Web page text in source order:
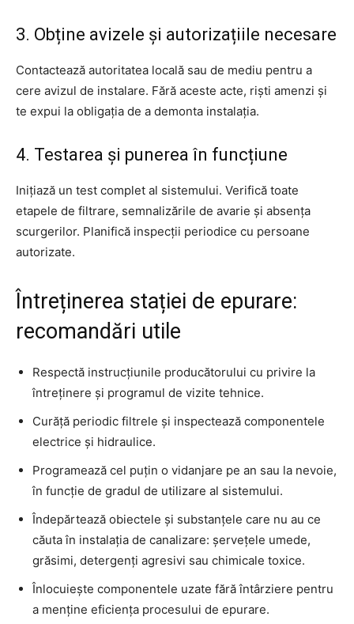
3. Obține avizele și autorizațiile necesare
Contactează autoritatea locală sau de mediu pentru a
cere avizul de instalare. Fără aceste acte, riști amenzi și
te expui la obligația de a demonta instalația.
4. Testarea și punerea în funcțiune
Inițiază un test complet al sistemului. Verifică toate
etapele de filtrare, semnalizările de avarie și absența
scurgerilor. Planifică inspecții periodice cu persoane
autorizate.
Întreținerea stației de epurare:
recomandări utile
Respectă instrucțiunile producătorului cu privire la
întreținere și programul de vizite tehnice.
Curăță periodic filtrele și inspectează componentele
electrice și hidraulice.
Programează cel puțin o vidanjare pe an sau la nevoie,
în funcție de gradul de utilizare al sistemului.
Îndepărtează obiectele și substanțele care nu au ce
căuta în instalația de canalizare: șervețele umede,
grăsimi, detergenți agresivi sau chimicale toxice.
Înlocuiește componentele uzate fără întârziere pentru
a menține eficiența procesului de epurare.